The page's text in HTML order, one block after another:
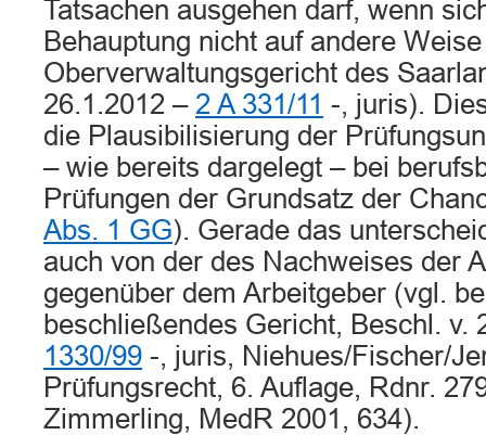
Tatsachen ausgehen darf, wenn
Behauptung nicht auf andere
Oberverwaltungsgericht des
26.1.2012 – 2 A 331/11 -, juris).
die Plausibilisierung der
– wie bereits dargelegt – bei
Prüfungen der Grundsatz der
Abs. 1 GG). Gerade das
auch von der des Nachweises der
gegenüber dem Arbeitgeber (vgl.
beschließendes Gericht, Beschl. v.
1330/99 -, juris, Niehues/Fischer/
Prüfungsrecht, 6. Auflage, Rdnr.
Zimmerling, MedR 2001, 634).